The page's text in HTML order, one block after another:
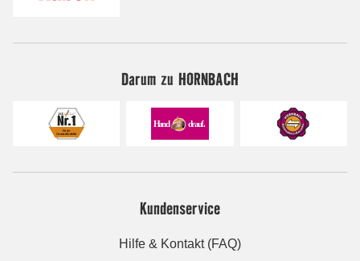
Darum zu HORNBACH
Kundenservice
Hilfe & Kontakt (FAQ)